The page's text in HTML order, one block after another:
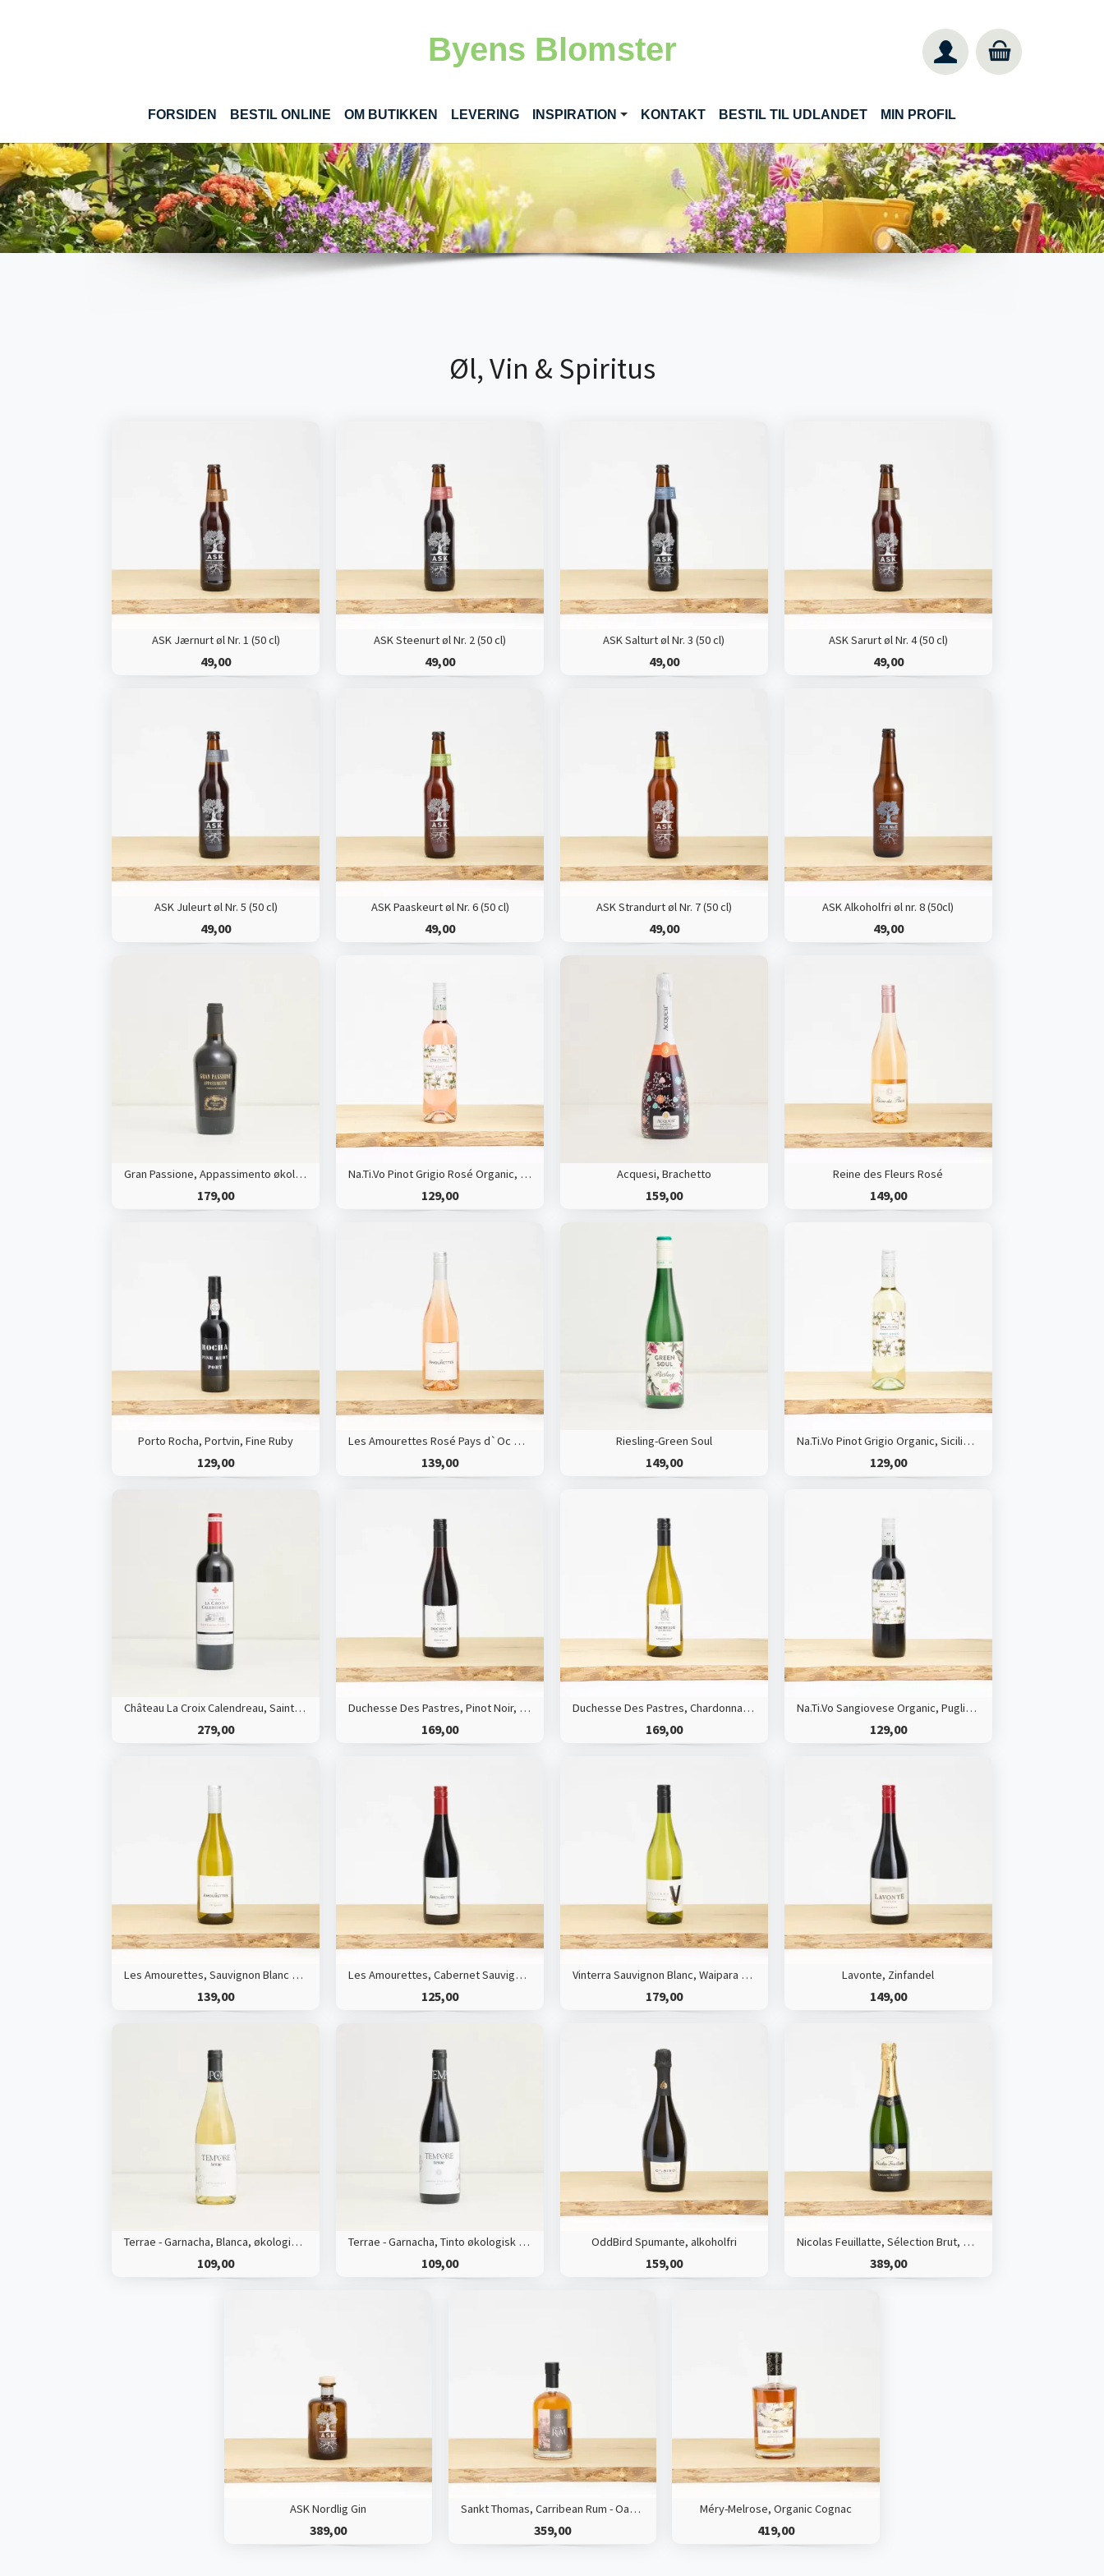
Byens Blomster
FORSIDEN BESTIL ONLINE(CURRENT)
OM BUTIKKEN LEVERING INSPIRATION KONTAKT BESTIL TIL UDLANDET MIN PROFIL
Øl, Vin & Spiritus
ASK Jærnurt øl Nr. 1 (50 cl)
49,00
ASK Steenurt øl Nr. 2 (50 cl)
49,00
ASK Salturt øl Nr. 3 (50 cl)
49,00
ASK Sarurt øl Nr. 4 (50 cl)
49,00
ASK Juleurt øl Nr. 5 (50 cl)
49,00
ASK Paaskeurt øl Nr. 6 (50 cl)
49,00
ASK Strandurt øl Nr. 7 (50 cl)
49,00
ASK Alkoholfri øl nr. 8 (50cl)
49,00
Gran Passione, Appassimento økologisk
179,00
Na.Ti.Vo Pinot Grigio Rosé Organic, Sicilien, Italy
129,00
Acquesi, Brachetto
159,00
Reine des Fleurs Rosé
149,00
Porto Rocha, Portvin, Fine Ruby
129,00
Les Amourettes Rosé Pays d`Oc HVE
139,00
Riesling-Green Soul
149,00
Na.Ti.Vo Pinot Grigio Organic, Sicilien, Italy
129,00
Château La Croix Calendreau, Saint Emilion Grand Cru *HVE*
279,00
Duchesse Des Pastres, Pinot Noir, HVE
169,00
Duchesse Des Pastres, Chardonnay, HVE
169,00
Na.Ti.Vo Sangiovese Organic, Puglia, Italy
129,00
Les Amourettes, Sauvignon Blanc HVE
139,00
Les Amourettes, Cabernet Sauvignon/Syrah, Languedoc HVE
125,00
Vinterra Sauvignon Blanc, Waipara Valley
179,00
Lavonte, Zinfandel
149,00
Terrae - Garnacha, Blanca, økologisk hvidvin
109,00
Terrae - Garnacha, Tinto økologisk rødvin
109,00
OddBird Spumante, alkoholfri
159,00
Nicolas Feuillatte, Sélection Brut, Champagne
389,00
ASK Nordlig Gin
389,00
Sankt Thomas, Carribean Rum - Oak Aged
359,00
Méry-Melrose, Organic Cognac
419,00